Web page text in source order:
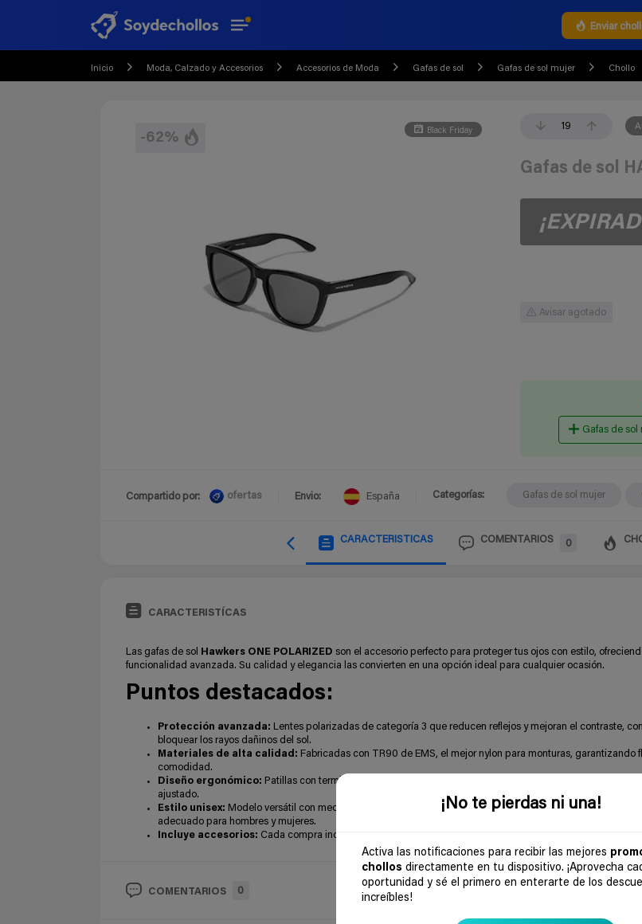
¡No te pierdas ni una!
Activa las notificaciones para recibir las mejores
chollos directamente en tu dispositivo. ¡Aprovecha
oportunidad y sé el primero en enterarte de los
increíbles!
Enviar
Inicio Moda, Calzado y Accesorios Accesorios de Moda Gafas de sol Gafas de sol mujer Chollo
-62% Black Friday 19
Gafas de sol
Avisar agotado
Gafas de sol
Compartido por: ofertas Envio: España Categorías: Gafas de sol mujer
CARACTERISTICAS COMENTARIOS 0
CARACTERISTÍCAS
Las gafas de sol Hawkers ONE POLARIZED son el accesorio perfecto para proteger tus ojos con estilo,
funcionalidad avanzada. Su calidad y elegancia las convierten en una opción ideal para cualquier ocasión.
Puntos destacados:
Protección avanzada: Lentes polarizadas de categoría 3 que reducen reflejos y mejoran el contraste,
bloquear los rayos dañinos del sol.
Materiales de alta calidad: Fabricadas con TR90 de EMS, el mejor nylon para monturas, garantizando
comodidad.
Diseño ergonómico: Patillas con terminal más ancho para mayor confort y bisagras rotativas que
ajustado.
Estilo unisex: Modelo versátil con medidas equilibradas (frontal de 141 mm, puente de 17 mm, patillas de
adecuado para hombres y mujeres.
Incluye accesorios: Cada compra incluye una funda de microfibra y una caja de presentación oficial.
COMENTARIOS 0